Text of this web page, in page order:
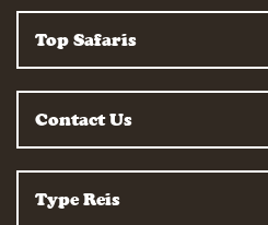
Top Safaris
Contact Us
Type Reis